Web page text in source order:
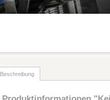
Beschreibung